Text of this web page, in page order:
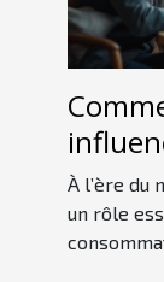
À l’ère du
un rôle